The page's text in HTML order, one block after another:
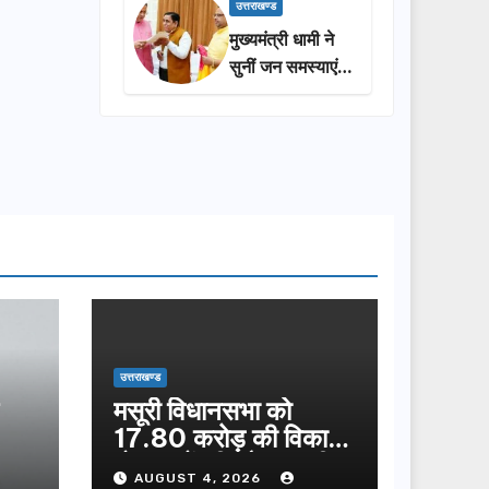
प्रशासन की
सराहना…
उत्तराखण्ड
मुख्यमंत्री धामी ने
सुनीं जन समस्याएं,
अधिकारियों को
उत्तराखण्ड
मसूरी विधानसभा को
17.80 करोड़ की विकास
योजनाओं की सौगात, सीएम
AUGUST 4, 2026